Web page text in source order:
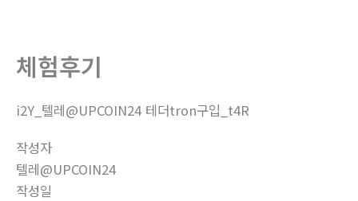
체험후기
i2Y_텔레@UPCOIN24 테더tron구입_t4R
작성자
텔레@UPCOIN24
작성일